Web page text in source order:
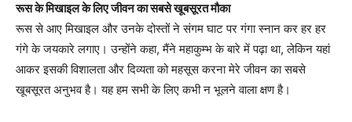
रूस के मिखाइल के लिए जीवन का सबसे खूबसूरत मौका
रूस से आए मिखाइल और उनके दोस्तों ने संगम घाट पर गंगा स्नान कर हर हर
गंगे के जयकारे लगाए। उन्होंने कहा, मैंने महाकुम्भ के बारे में पढ़ा था, लेकिन यहां
आकर इसकी विशालता और दिव्यता को महसूस करना मेरे जीवन का सबसे
खूबसूरत अनुभव है। यह हम सभी के लिए कभी न भूलने वाला क्षण है।